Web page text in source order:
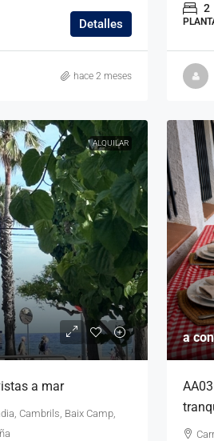
Detalles
hace 2 meses
2
ALQUILAR
a mar
Cambrils, Baix Camp,
a